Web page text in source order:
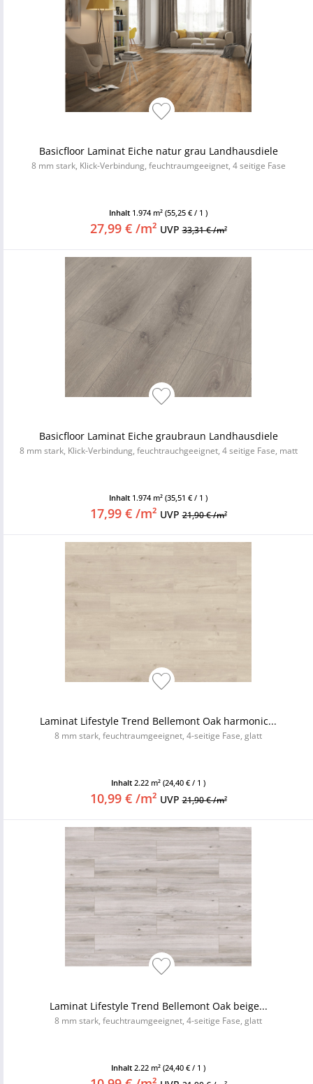
Basicfloor Laminat Eiche natur grau Landhausdiele
8 mm stark, Klick-Verbindung, feuchtraumgeeignet, 4 seitige Fase
Inhalt 1.974 m² (55,25 € / 1 )
27,99 € /m² UVP33,31 € /m²
Basicfloor Laminat Eiche graubraun Landhausdiele
8 mm stark, Klick-Verbindung, feuchtrauchgeeignet, 4 seitige Fase, matt
Inhalt 1.974 m² (35,51 € / 1 )
17,99 € /m² UVP21,90 € /m²
Laminat Lifestyle Trend Bellemont Oak harmonic...
8 mm stark, feuchtraumgeeignet, 4-seitige Fase, glatt
Inhalt 2.22 m² (24,40 € / 1 )
10,99 € /m² UVP21,90 € /m²
Laminat Lifestyle Trend Bellemont Oak beige...
8 mm stark, feuchtraumgeeignet, 4-seitige Fase, glatt
Inhalt 2.22 m² (24,40 € / 1 )